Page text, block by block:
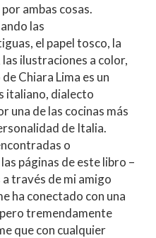
por ambas cosas.
las
el papel tosco, la
ilustraciones a color,
Chiara Lima es un
italiano, dialecto
una de las cocinas más
de Italia.
o
páginas de este libro –
través de mi amigo
ha conectado con una
tremendamente
que con cualquier